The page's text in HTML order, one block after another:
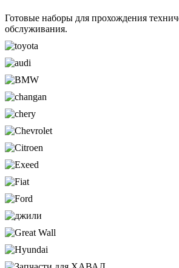
Готовые наборы для прохождения
обслуживания.